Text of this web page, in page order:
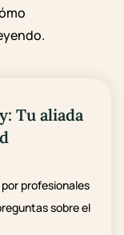
Tu aliada
profesionales
sobre el